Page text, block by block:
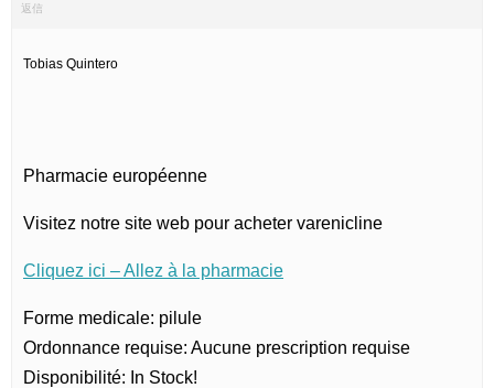
返信
Tobias Quintero
Pharmacie européenne
Visitez notre site web pour acheter varenicline
Cliquez ici – Allez à la pharmacie
Forme medicale: pilule
Ordonnance requise: Aucune prescription requise
Disponibilité: In Stock!